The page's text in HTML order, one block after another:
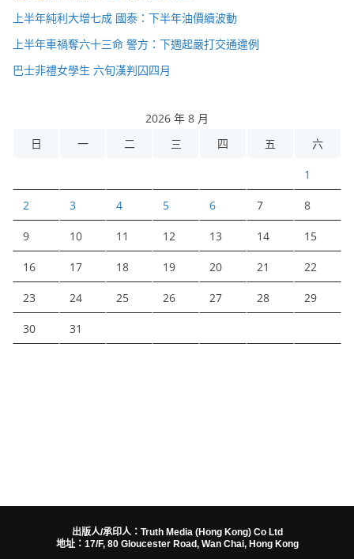
上半年純利大增七成 國泰：下半年油價續波動
上半年車禍奪六十三命 警方：下週起嚴打交通違例
巴士非禮女學生 六旬漢判囚四月
2026 年 8 月
日
一 二 三 四 五 六
1
2 3 4 5 6 7 8
9 10 11 12 13 14 15
16 17 18 19 20 21 22
23 24 25 26 27 28 29
30 31
出版人/承印人：Truth Media (Hong Kong) Co Ltd
地址：17/F, 80 Gloucester Road, Wan Chai, Hong Kong